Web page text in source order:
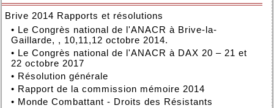
Brive 2014 Rapports et résolutions
• Le Congrès national de l'ANACR à Brive-la-
Gaillarde, , 10,11,12 octobre 2014.
• Le Congrès national de l'ANACR à DAX 20 – 21 et
22 octobre 2017
• Résolution générale
• Rapport de la commission mémoire 2014
• Monde Combattant - Droits des Résistants